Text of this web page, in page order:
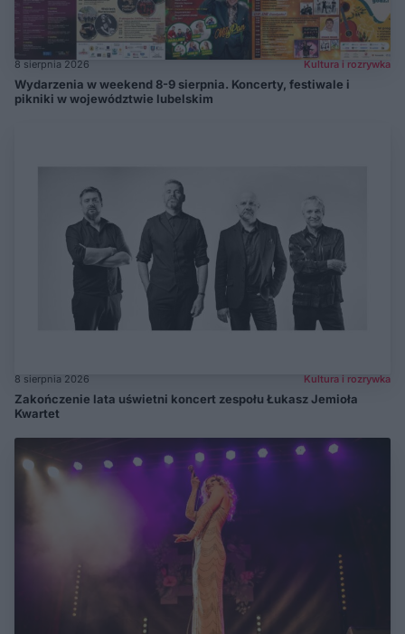
8 sierpnia 2026 Kultura i rozrywka
Wydarzenia w weekend 8-9 sierpnia. Koncerty, festiwale i
pikniki w województwie lubelskim
8 sierpnia 2026 Kultura i rozrywka
Zakończenie lata uświetni koncert zespołu Łukasz Jemioła
Kwartet